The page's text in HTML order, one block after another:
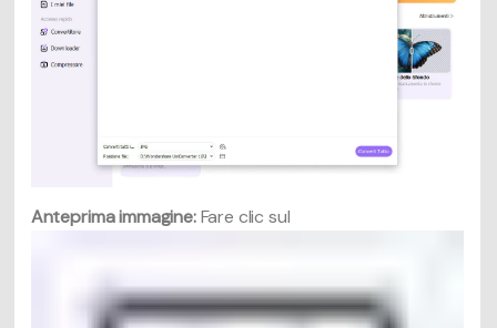
Anteprima immagine:Fare clic sul